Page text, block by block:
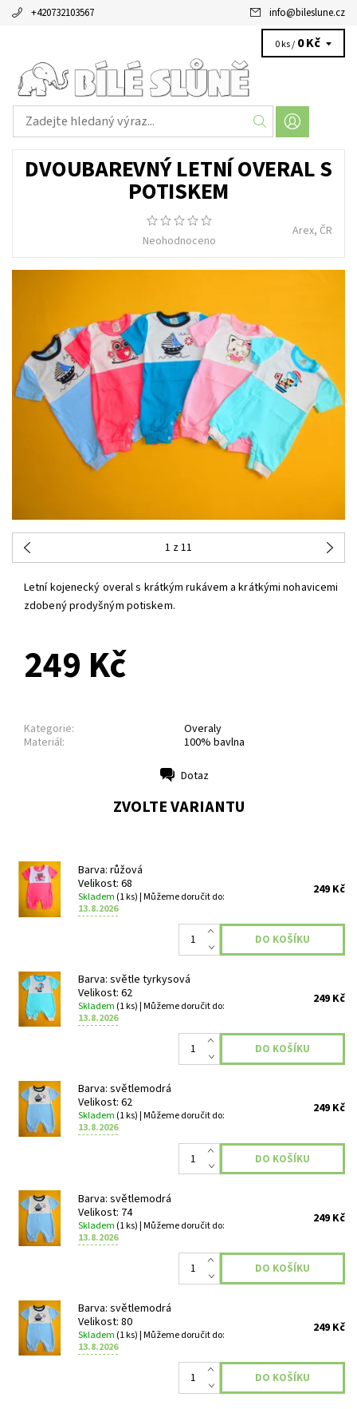
+420732103567 info@bileslune.cz
0 ks / 0 Kč
DVOUBAREVNÝ LETNÍ OVERAL S
POTISKEM
Neohodnoceno
Arex, ČR
1 z 11
Letní kojenecký overal s krátkým rukávem a krátkými nohavicemi
zdobený prodyšným potiskem.
249 Kč
Kategorie:
Overaly
Materiál:
100% bavlna
Dotaz
ZVOLTE VARIANTU
Barva: růžová
Velikost: 68
Skladem (1 ks)| Můžeme doručit do:
13.8.2026
249 Kč
Barva: světle tyrkysová
Velikost: 62
Skladem (1 ks)| Můžeme doručit do:
13.8.2026
249 Kč
Barva: světlemodrá
Velikost: 62
Skladem (1 ks)| Můžeme doručit do:
13.8.2026
249 Kč
Barva: světlemodrá
Velikost: 74
Skladem (1 ks)| Můžeme doručit do:
13.8.2026
249 Kč
Barva: světlemodrá
Velikost: 80
Skladem (1 ks)| Můžeme doručit do:
13.8.2026
249 Kč